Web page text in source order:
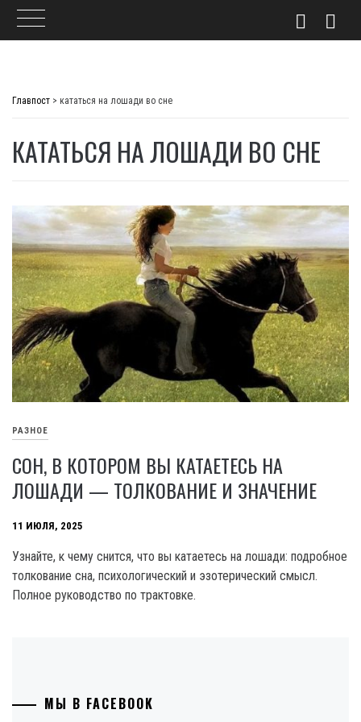
Главпост > кататься на лошади во сне
КАТАТЬСЯ НА ЛОШАДИ ВО СНЕ
РАЗНОЕ
СОН, В КОТОРОМ ВЫ КАТАЕТЕСЬ НА
ЛОШАДИ — ТОЛКОВАНИЕ И ЗНАЧЕНИЕ
11 ИЮЛЯ, 2025
Узнайте, к чему снится, что вы катаетесь на лошади: подробное
толкование сна, психологический и эзотерический смысл.
Полное руководство по трактовке.
МЫ В FACEBOOK